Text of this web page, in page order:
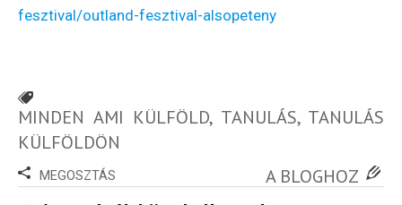
fesztival/outland-fesztival-alsopeteny
MINDEN AMI KÜLFÖLD, TANULÁS, TANULÁS
KÜLFÖLDÖN
MEGOSZTÁS A BLOGHOZ